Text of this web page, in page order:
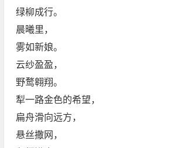
绿柳成行。
晨曦里，
雾如新娘。
云纱盈盈，
野鹜翱翔。
犁一路金色的希望，
扁舟滑向远方，
悬丝撒网，